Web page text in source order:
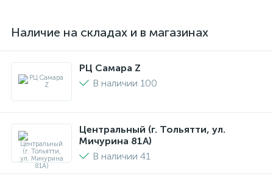
Наличие на складах и в магазинах
РЦ Самара Z
В наличии 100
Центральный (г. Тольятти, ул.
Мичурина 81А)
В наличии 41